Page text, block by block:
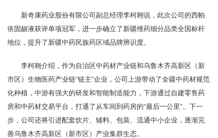
新奇康药业股份有限公司副总经理李柯翱说，此次公司的西帕
依固龈液获评单项冠军，进一步确立了新疆维药细分品类全国标杆
地位，提升了新疆中药民族药区域品牌辨识度。
李柯翱介绍，作为自治区中药材产业链和乌鲁木齐高新区（新
市区）生物医药产业链“链主”企业，公司上游带动了全疆中药材规范
化种植，中游有强大的研发和智能制造能力，下游通过自建零售药
房和中药材交易平台，打通了从车间到药房的“最后一公里”。下一
步，公司还将引进配套饮片、辅料、包装、流通中小企业，逐渐完
善乌鲁木齐高新区（新市区）产业集群生态。